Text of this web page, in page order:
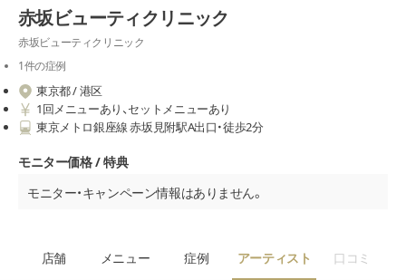
赤坂ビューティクリニック
赤坂ビューティクリニック
1件の症例
東京都 / 港区
1回メニューあり、セットメニューあり
東京メトロ銀座線 赤坂見附駅A出口・徒歩2分
モニター価格 / 特典
モニター・キャンペーン情報はありません。
店舗 メニュー 症例 アーティスト 口コミ